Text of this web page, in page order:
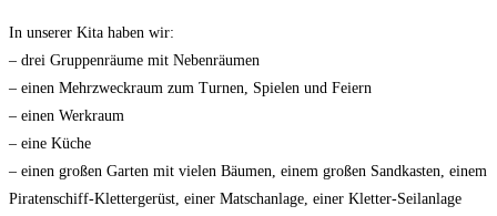
In unserer Kita haben wir:
– drei Gruppenräume mit Nebenräumen
– einen Mehrzweckraum zum Turnen, Spielen und Feiern
– einen Werkraum
– eine Küche
– einen großen Garten mit vielen Bäumen, einem großen Sandkasten, einem
Piratenschiff-Klettergerüst, einer Matschanlage, einer Kletter-Seilanlage